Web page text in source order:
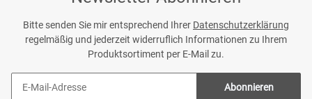
Bitte senden Sie mir entsprechend Ihrer Datenschutzerklärung
regelmäßig und jederzeit widerruflich Informationen zu Ihrem
Produktsortiment per E-Mail zu.
Abonnieren